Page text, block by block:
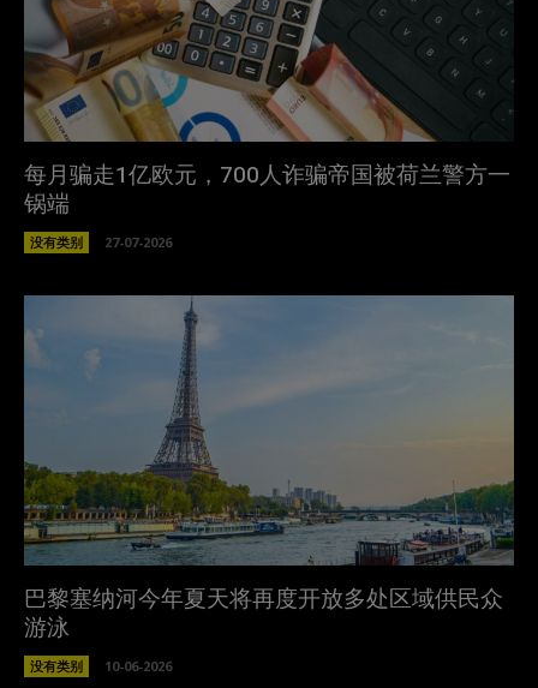
每月骗走1亿欧元，700人诈骗帝国被荷兰警方一
锅端
没有类别 27-07-2026
巴黎塞纳河今年夏天将再度开放多处区域供民众
游泳
没有类别 10-06-2026